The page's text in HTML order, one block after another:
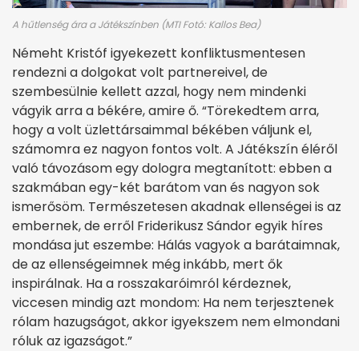
A hűtlenség ára a Játékszínben (MTI Fotó: Kallos Bea)
Némeht Kristóf igyekezett konfliktusmentesen
rendezni a dolgokat volt partnereivel, de
szembesülnie kellett azzal, hogy nem mindenki
vágyik arra a békére, amire ő. “Törekedtem arra,
hogy a volt üzlettársaimmal békében váljunk el,
számomra ez nagyon fontos volt. A Játékszín éléről
való távozásom egy dologra megtanított: ebben a
szakmában egy-két barátom van és nagyon sok
ismerősöm. Természetesen akadnak ellenségei is az
embernek, de erről Friderikusz Sándor egyik híres
mondása jut eszembe: Hálás vagyok a barátaimnak,
de az el­lenségeimnek még inkább, mert ők
inspirálnak. Ha a rosszakaróimról kérdeznek,
viccesen mindig azt mondom: Ha nem terjesztenek
rólam hazugságot, akkor igyekszem nem elmondani
róluk az igazságot.”